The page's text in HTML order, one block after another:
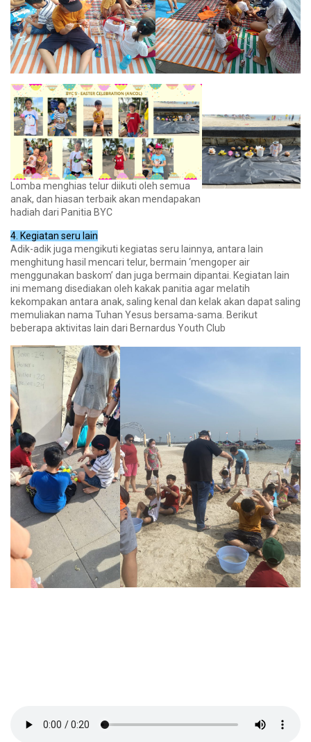
Lomba menghias telur diikuti oleh semua
anak, dan hiasan terbaik akan mendapakan
hadiah dari Panitia BYC
4. Kegiatan seru lain
Adik-adik juga mengikuti kegiatas seru lainnya, antara lain
menghitung hasil mencari telur, bermain ‘mengoper air
menggunakan baskom’ dan juga bermain dipantai. Kegiatan lain
ini memang disediakan oleh kakak panitia agar melatih
kekompakan antara anak, saling kenal dan kelak akan dapat saling
memuliakan nama Tuhan Yesus bersama-sama. Berikut
beberapa aktivitas lain dari Bernardus Youth Club